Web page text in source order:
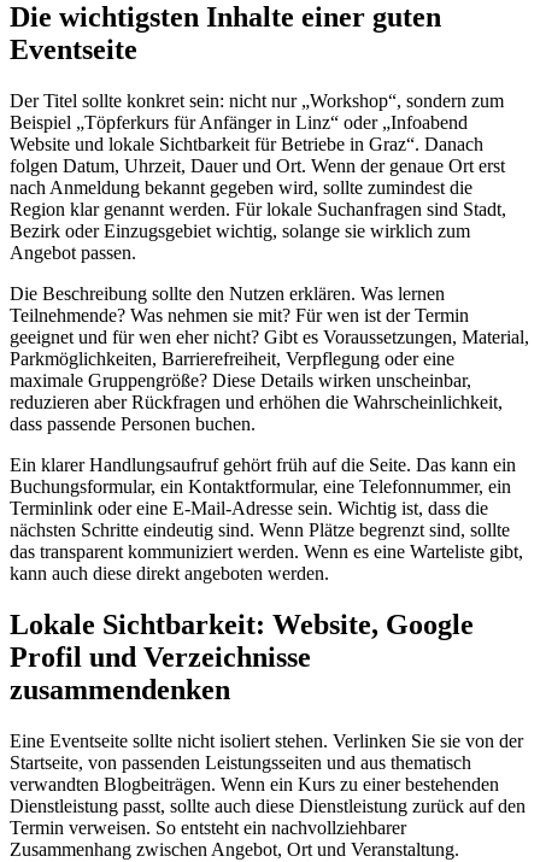
Die wichtigsten Inhalte einer guten
Eventseite
Der Titel sollte konkret sein: nicht nur „Workshop“, sondern zum
Beispiel „Töpferkurs für Anfänger in Linz“ oder „Infoabend
Website und lokale Sichtbarkeit für Betriebe in Graz“. Danach
folgen Datum, Uhrzeit, Dauer und Ort. Wenn der genaue Ort erst
nach Anmeldung bekannt gegeben wird, sollte zumindest die
Region klar genannt werden. Für lokale Suchanfragen sind Stadt,
Bezirk oder Einzugsgebiet wichtig, solange sie wirklich zum
Angebot passen.
Die Beschreibung sollte den Nutzen erklären. Was lernen
Teilnehmende? Was nehmen sie mit? Für wen ist der Termin
geeignet und für wen eher nicht? Gibt es Voraussetzungen, Material,
Parkmöglichkeiten, Barrierefreiheit, Verpflegung oder eine
maximale Gruppengröße? Diese Details wirken unscheinbar,
reduzieren aber Rückfragen und erhöhen die Wahrscheinlichkeit,
dass passende Personen buchen.
Ein klarer Handlungsaufruf gehört früh auf die Seite. Das kann ein
Buchungsformular, ein Kontaktformular, eine Telefonnummer, ein
Terminlink oder eine E-Mail-Adresse sein. Wichtig ist, dass die
nächsten Schritte eindeutig sind. Wenn Plätze begrenzt sind, sollte
das transparent kommuniziert werden. Wenn es eine Warteliste gibt,
kann auch diese direkt angeboten werden.
Lokale Sichtbarkeit: Website, Google
Profil und Verzeichnisse
zusammendenken
Eine Eventseite sollte nicht isoliert stehen. Verlinken Sie sie von der
Startseite, von passenden Leistungsseiten und aus thematisch
verwandten Blogbeiträgen. Wenn ein Kurs zu einer bestehenden
Dienstleistung passt, sollte auch diese Dienstleistung zurück auf den
Termin verweisen. So entsteht ein nachvollziehbarer
Zusammenhang zwischen Angebot, Ort und Veranstaltung.